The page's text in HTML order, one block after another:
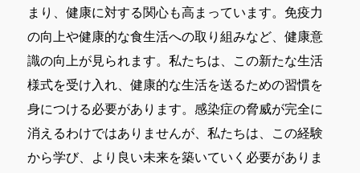
まり、健康に対する関心も高まっています。免疫力
の向上や健康的な食生活への取り組みなど、健康意
識の向上が見られます。私たちは、この新たな生活
様式を受け入れ、健康的な生活を送るための習慣を
身につける必要があります。感染症の脅威が完全に
消えるわけではありませんが、私たちは、この経験
から学び、より良い未来を築いていく必要がありま